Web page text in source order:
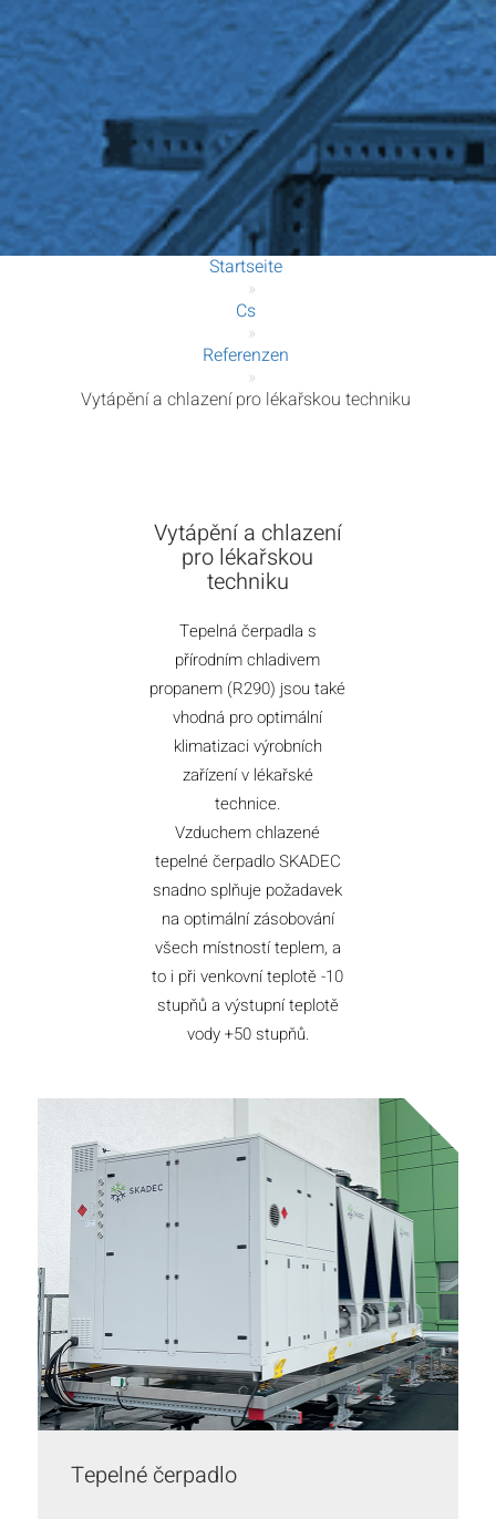
Startseite
»
Cs
»
Referenzen
»
Vytápění a chlazení pro lékařskou techniku
Vytápění a chlazení
pro lékařskou
techniku
Tepelná čerpadla s
přírodním chladivem
propanem (R290) jsou také
vhodná pro optimální
klimatizaci výrobních
zařízení v lékařské
technice.
Vzduchem chlazené
tepelné čerpadlo SKADEC
snadno splňuje požadavek
na optimální zásobování
všech místností teplem, a
to i při venkovní teplotě -10
stupňů a výstupní teplotě
vody +50 stupňů.
Tepelné čerpadlo